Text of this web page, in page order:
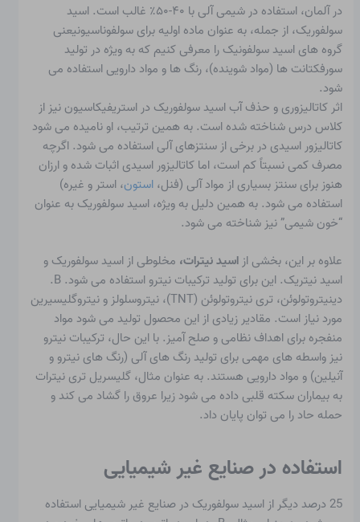
در آلمان، استفاده در شیمی آلی با ۴۰-۵۰٪ غالب است. اسید
سولفوریک، از جمله، به عنوان ماده اولیه برایسولفوناسیونیعنی
گروه های اسید سولفونیک را معرفی کنیمکه به ویژه در تولید
سورفکتانت ها (مواد شوینده)، رنگ ها و مواد دارویی استفاده می
شود.
اثر کاتالیزوری و حذف آب اسید سولفوریک در استریفیکاسیون نیز از
کلاس درس شناخته شده است. به همین ترتیب، او نامیده می شود
کاتالیزور اسیدی در برخی از سنتزهای آلی استفاده می شود. اگرچه
مصرف کمی نسبتاً کم است، اما کاتالیزور اسیدی اثبات شده و ارزان
هنوز برای سنتز بسیاری از مواد آلی (فنل،استون، استر و غیره)
استفاده می شود. به همین دلیل به ویژه، اسید سولفوریک به عنوان
“خون شیمی” نیز شناخته می شود.
علاوه بر این، بخشی ازاسید نیترات، مخلوطی از اسید سولفوریک و
اسید نیتریک. این برای تولید ترکیبات نیترو استفاده می شود. B.
دینیتروتولوئن، تری نیتروتولوئن (TNT)، نیتروسلولز و نیتروگلیسیرین
مورد نیاز است. مقادیر زیادی از این محصول تولید می شود مواد
منفجره برای اهداف نظامی و صلح آمیز. با این حال، ترکیبات نیترو
نیز واسطه های مهمی برای تولید رنگ های آلی (رنگ های نیترو و
آنیلین) و مواد دارویی هستند. به عنوان مثال، گلیسریل تری نیترات
به بیماران سکته قلبی داده می شود زیرا عروق را گشاد می کند و
حمله حاد را می توان پایان داد.
استفاده در صنایع غیر شیمیایی
25 درصد دیگر از اسید سولفوریک در صنایع غیر شیمیایی استفاده